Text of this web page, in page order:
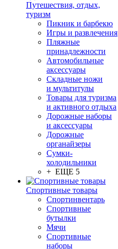
Путешествия, отдых,
туризм
Пикник и барбекю
Игры и развлечения
Пляжные
принадлежности
Автомобильные
аксессуары
Складные ножи
и мультитулы
Товары для туризма
и активного отдыха
Дорожные наборы
и аксессуары
Дорожные
органайзеры
Сумки-
холодильники
+ ЕЩЕ 5
Спортивные товары
Спортинвентарь
Спортивные
бутылки
Мячи
Спортивные
наборы